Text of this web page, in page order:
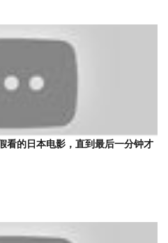
看的日本电影，直到最后一分钟才